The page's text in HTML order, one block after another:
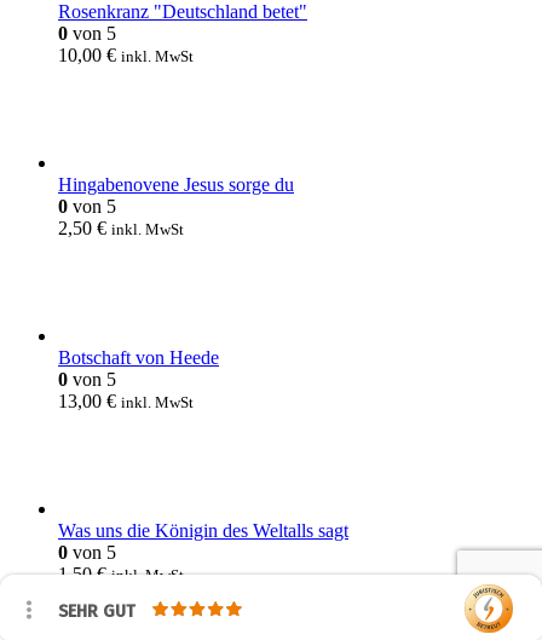
Rosenkranz "Deutschland betet"
0 von 5
10,00 € inkl. MwSt
Hingabenovene Jesus sorge du
0 von 5
2,50 € inkl. MwSt
Botschaft von Heede
0 von 5
13,00 € inkl. MwSt
Was uns die Königin des Weltalls sagt
0 von 5
1,50€ inkl. MwSt
Katholische Devotionalien
SEHR GUT